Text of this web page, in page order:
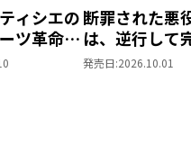
ィシエの
ツ革命～
ふと愉快
断罪された悪
は、逆行して
女を目指す11
発売日:2026.10.01